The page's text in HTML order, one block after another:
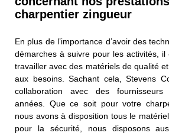
charpentier zingueur
En plus de l’importance d’avoir des
démarches à suivre pour les activités,
travailler avec des matériels de qualité
aux besoins. Sachant cela, Stevens
collaboration avec des
années. Que ce soit pour votre
nous avons à disposition tous le
pour la sécurité, nous disposons